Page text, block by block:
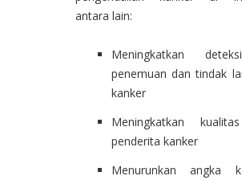
antara lain:
Meningkatkan
penemuan dan tindak
kanker
Meningkatkan
penderita kanker
Menurunkan angka